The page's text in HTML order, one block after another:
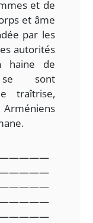
et de
et âme
par les
autorités
haine de
se sont
traîtrise,